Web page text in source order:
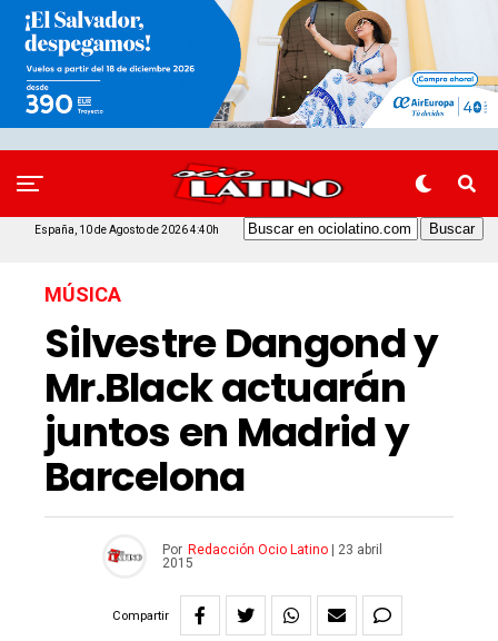
España, 10 de Agosto de 2026 4:40h
MÚSICA
Silvestre Dangond y
Mr.Black actuarán
juntos en Madrid y
Barcelona
Por Redacción Ocio Latino|
23 abril
2015
Compartir